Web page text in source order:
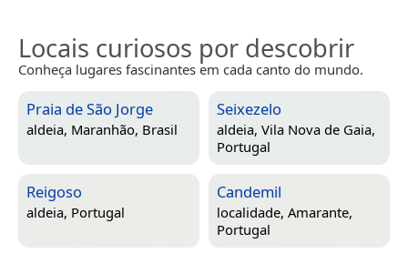
Locais curiosos por descobrir
Conheça lugares fascinantes em cada canto do mundo.
Praia de São Jorge
aldeia, Maranhão, Brasil
Seixezelo
aldeia, Vila Nova de Gaia,
Portugal
Reigoso
aldeia, Portugal
Candemil
localidade, Amarante,
Portugal